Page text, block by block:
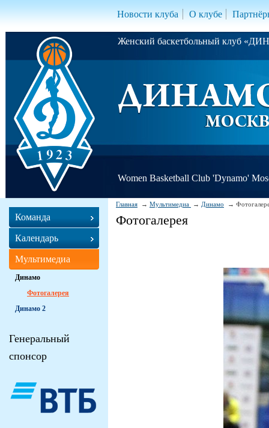
Новости клуба О клубе
Женский баскетбольный клуб
Women Basketball Club 'Dynamo'
Главная Мультимедиа Динамо
Фотогалерея
Команда
Календарь
Мультимедиа
Динамо
Фотогалерея
Динамо 2
Генеральный
спонсор